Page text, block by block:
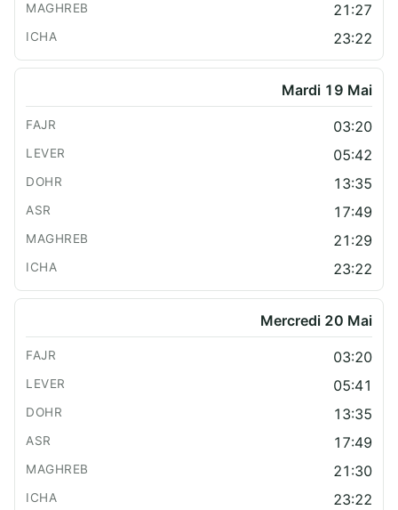
21:27
23:22
Mardi 19 Mai
03:20
05:42
13:35
17:49
21:29
23:22
Mercredi 20 Mai
03:20
05:41
13:35
17:49
21:30
23:22